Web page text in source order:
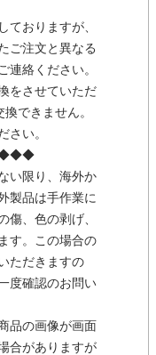
ておりますが、
ご注文と異なる
連絡ください。
をさせていただ
できません。
さい。
◆◆◆
い限り、海外か
製品は手作業に
傷、色の剥げ、
す。この場合の
ただきますの
度確認のお問い
品の画像が画面
合がありますが